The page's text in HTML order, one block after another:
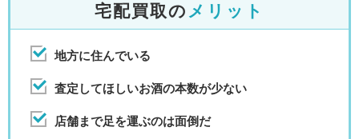
宅配買取の メリット
地方に住んでいる
査定してほしいお酒の本数が少ない
店舗まで足を運ぶのは面倒だ